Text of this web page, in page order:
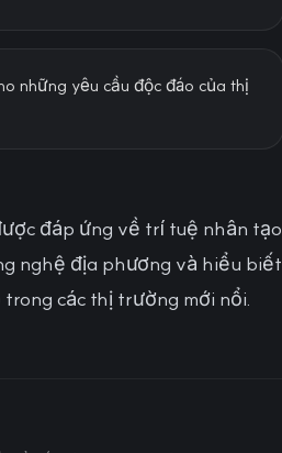
những yêu cầu độc đáo của thị
đáp ứng về trí tuệ nhân tạo
nghệ địa phương và hiểu biết
các thị trường mới nổi.